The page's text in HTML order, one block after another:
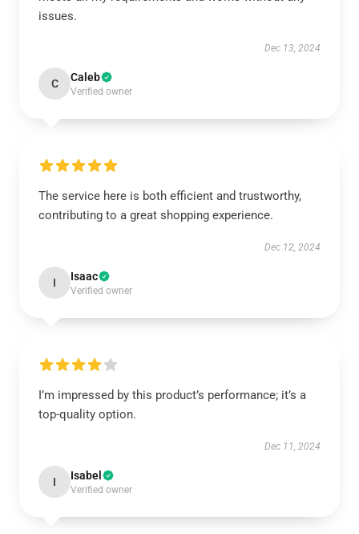
issues.
Dec 13, 2024
C Caleb
Verified owner
The service here is both efficient and trustworthy,
contributing to a great shopping experience.
Dec 12, 2024
I Isaac
Verified owner
I’m impressed by this product’s performance; it’s a
top-quality option.
Dec 11, 2024
I Isabel
Verified owner